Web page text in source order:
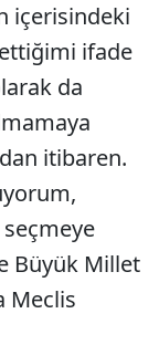
içerisindeki
ifade
da
itibaren.
Büyük Millet
Meclis